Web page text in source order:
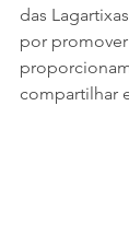
das
por
compartilhar